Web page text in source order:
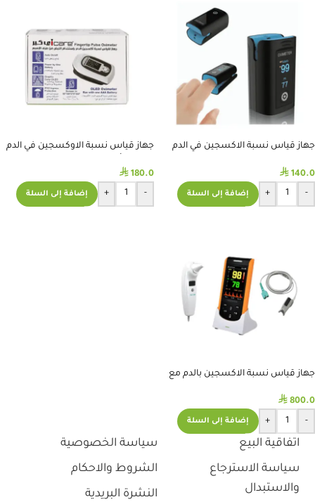
جهاز قياس نسبة الاكسجين في الدم
⃁ 140.0
-
+ إضافة إلى السلة
جهاز قياس نسبة الاوكسجين في الدم
⃁ 180.0
-
+ إضافة إلى السلة
جهاز قياس نسبة الاكسجين بالدم مع
⃁ 800.0
-
+ إضافة إلى السلة
اتفاقية البيع
سياسة الاسترجاع
والاستبدال
سياسة الخصوصية
الشروط والاحكام
النشرة البريدية